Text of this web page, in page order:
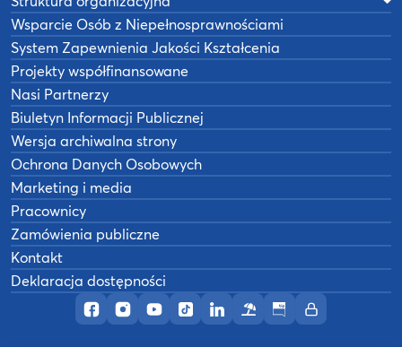
Profil AWF Poznań w serwisie Facebook
Profil AWF Poznań w serwisie Instagram
Profil AWF Poznań w serwisie YouTube
Profil AWF Poznań w serwisie
Profil AWF Poznań w
OśrodekBiuletynIntranet
Wsparcie Osób z Niepełnosprawnościami
System Zapewnienia Jakości Kształcenia
Projekty współfinansowane
Nasi Partnerzy
Biuletyn Informacji Publicznej
Wersja archiwalna strony
Ochrona Danych Osobowych
Marketing i media
Pracownicy
Zamówienia publiczne
Kontakt
Deklaracja dostępności